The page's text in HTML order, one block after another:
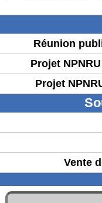
Réunion
Projet
Projet
Vente